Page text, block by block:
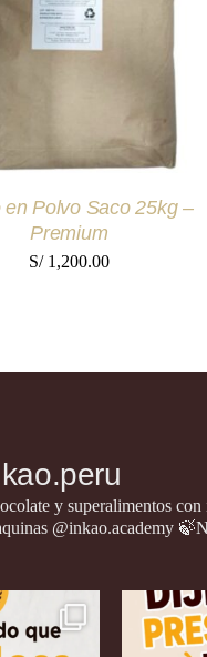
VIEW
en Polvo Saco 25kg –
Premium
S/1,200.00
y superalimentos con
@inkao.academy